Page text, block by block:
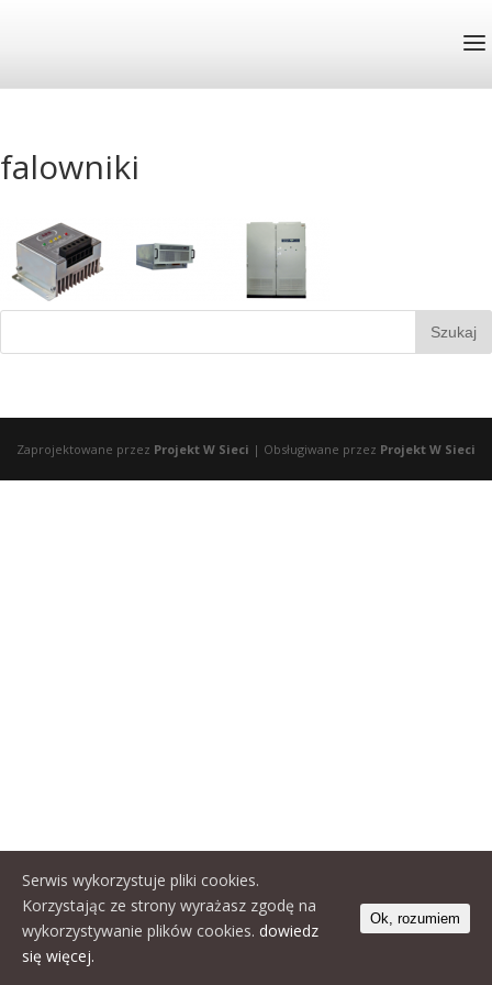
falowniki
Zaprojektowane przez Projekt W Sieci | Obsługiwane przez Projekt W Sieci
Serwis wykorzystuje pliki cookies.
Korzystając ze strony wyrażasz zgodę na
wykorzystywanie plików cookies. dowiedz
się więcej.
Ok, rozumiem